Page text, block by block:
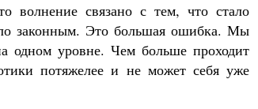
волнение связано с тем, что стало
законным. Это большая ошибка. Мы
одном уровне. Чем больше проходит
потяжелее и не может себя уже